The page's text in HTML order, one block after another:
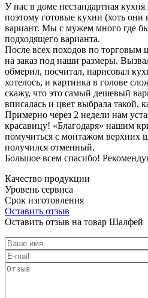
У нас в доме нестандартная
поэтому готовые кухни (хоть
вариант. Мы с мужем много где
подходящего варианта.
После всех походов по торговым
на заказ под наши размеры.
обмерил, посчитал, нарисовал
хотелось, и картинка в голове
скажу, что это самый дешевый
вписалась и цвет выбрала такой,
Примерно через 2 недели нам
красавицу! «Благодаря» нашим
помучиться с монтажом верхних
получился отменный.
Большое всем спасибо!
Качество продукции
Уровень сервиса
Срок изготовления
Оставить отзыв
Оставить отзыв на товар Шалфей